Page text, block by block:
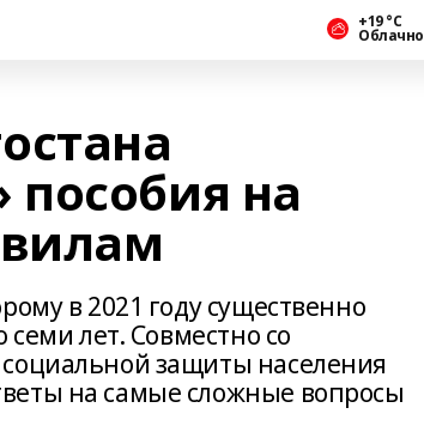
+19 °С
Облачно
пособия на
в 2021 году существенно
лет. Совместно со
защиты населения
на самые сложные вопросы